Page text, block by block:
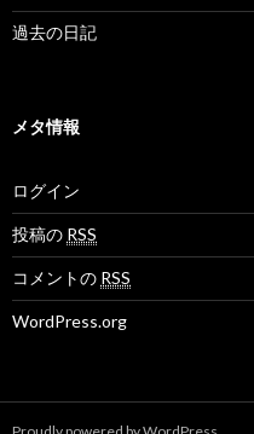
過去の日記
メタ情報
ログイン
投稿の RSS
コメントの RSS
WordPress.org